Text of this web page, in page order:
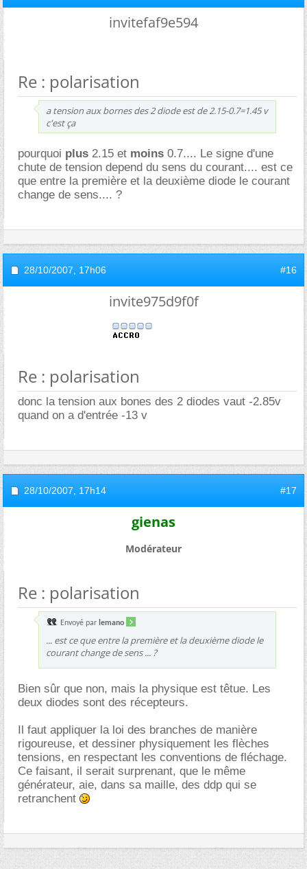
invitefaf9e594
Re : polarisation
a tension aux bornes des 2 diode est de 2.15-0.7=1.45 v
c'est ça
pourquoi plus 2.15 et moins 0.7.... Le signe d'une
chute de tension depend du sens du courant.... est ce
que entre la première et la deuxième diode le courant
change de sens.... ?
28/10/2007, 17h06 #16
invite975d9f0f
Re : polarisation
donc la tension aux bones des 2 diodes vaut -2.85v
quand on a d'entrée -13 v
28/10/2007, 17h14 #17
gienas
Modérateur
Re : polarisation
Envoyé par lemano
... est ce que entre la première et la deuxième diode le
courant change de sens ... ?
Bien sûr que non, mais la physique est têtue. Les
deux diodes sont des récepteurs.
Il faut appliquer la loi des branches de manière
rigoureuse, et dessiner physiquement les flèches
tensions, en respectant les conventions de fléchage.
Ce faisant, il serait surprenant, que le même
générateur, aie, dans sa maille, des ddp qui se
retranchent